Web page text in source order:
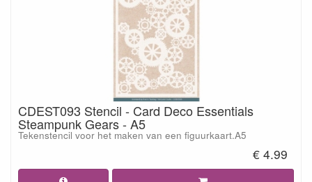
CDEST093 Stencil - Card Deco Essentials
Steampunk Gears - A5
Tekenstencil voor het maken van een figuurkaart.A5
€ 4.99